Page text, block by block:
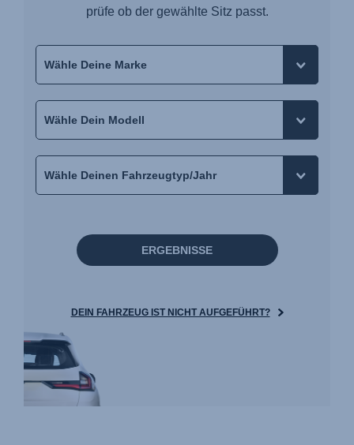
prüfe ob der gewählte Sitz passt.
ERGEBNISSE
DEIN FAHRZEUG IST NICHT AUFGEFÜHRT?